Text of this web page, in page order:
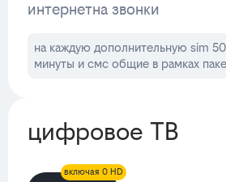
интернетна звонки
на каждую дополнительную sim
минуты и смс общие в рамках
цифровое ТВ
включая 0 HD